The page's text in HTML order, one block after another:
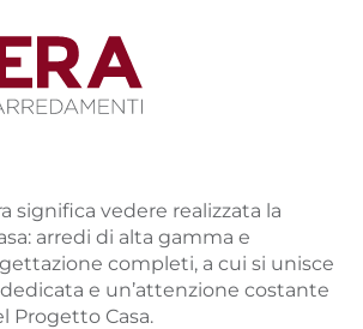
significa vedere realizzata la
arredi di alta gamma e
completi, a cui si unisce
e un’attenzione costante
Progetto Casa.